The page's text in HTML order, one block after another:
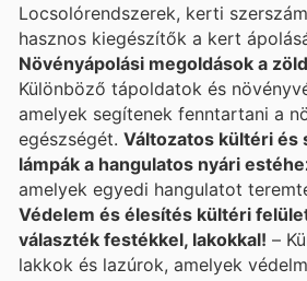
Locsolórendszerek, kerti
hasznos kiegészítők a kert
Növényápolási megoldások a
Különböző tápoldatok és
amelyek segítenek fenntartani a
egészségét. Változatos kültéri és
lámpák a hangulatos nyári
amelyek egyedi hangulatot
Védelem és élesítés kültéri
választék festékkel, lakokkal! –
lakkok és lazúrok, amelyek